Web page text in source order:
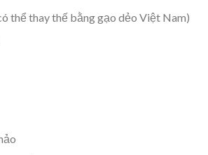
thể thay thế bằng gạo dẻo Việt Nam)